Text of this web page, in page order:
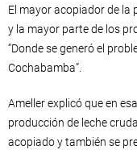
El mayor acopiador de la
y la mayor parte de los
“Donde se generó el
Cochabamba”.
Ameller explicó que en
producción de leche
acopiado y también se